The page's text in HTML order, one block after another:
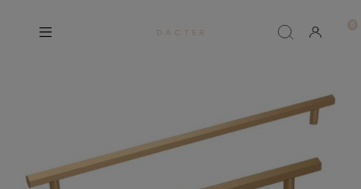
D A C T E R